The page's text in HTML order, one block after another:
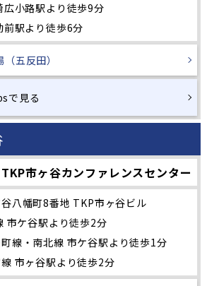
広小路駅より徒歩9分
駅より徒歩6分
五反田）
で見る
市ヶ谷カンファレンスセンター
八幡町8番地 TKP市ヶ谷ビル
市ケ谷駅より徒歩2分
線・南北線 市ケ谷駅より徒歩1分
市ヶ谷駅より徒歩2分